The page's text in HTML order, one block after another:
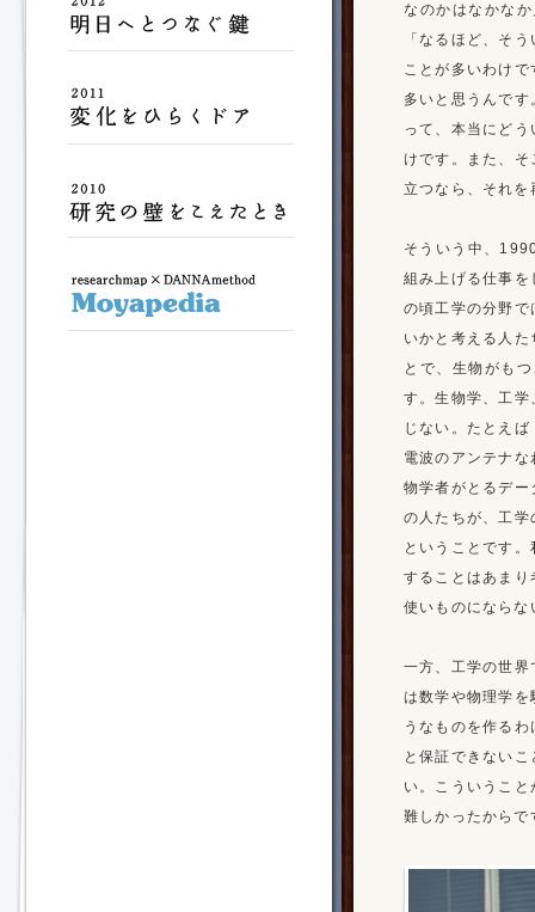
なのかはなかな
「なるほど、そ
ことが多いわけ
多いと思うんで
って、本当にど
けです。また、
立つなら、それ
そういう中、
組み上げる仕事
の頃工学の分野
いかと考える人
とで、生物がも
す。生物学、工学
じない。たとえば
電波のアンテナ
物学者がとるデ
の人たちが、工
ということです
することはあま
使いものにならな
一方、工学の世
は数学や物理学
うなものを作る
と保証できない
い。こういうこ
難しかったからで